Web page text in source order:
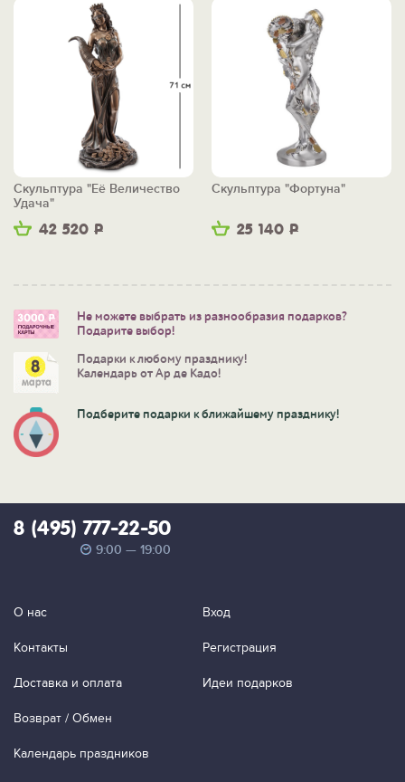
42 520 Р
Скульптура "Её Величество
Удача"
25 140 Р
Скульптура "Фортуна"
Не можете выбрать из разнообразия подарков?
Подарите выбор!
Подарки к любому празднику!
Календарь от Ар де Кадо!
Подберите подарки к ближайшему празднику!
8 (495) 777-22-50
9:00 — 19:00
О нас
Контакты
Доставка и оплата
Возврат / Обмен
Календарь праздников
Вход
Регистрация
Идеи подарков